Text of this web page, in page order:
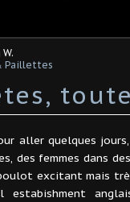
Paillettes
aller quelques
des femmes dans
excitant mais
estabishment